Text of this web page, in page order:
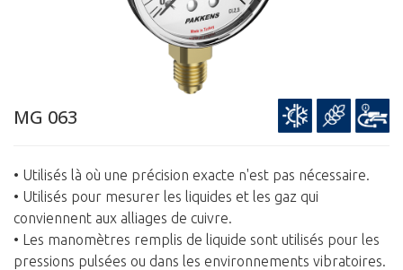
MG 063
• Utilisés là où une précision exacte n'est pas nécessaire.
• Utilisés pour mesurer les liquides et les gaz qui
conviennent aux alliages de cuivre.
• Les manomètres remplis de liquide sont utilisés pour les
pressions pulsées ou dans les environnements vibratoires.